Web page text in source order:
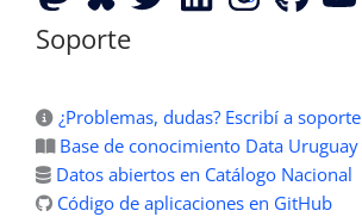
Soporte
¿Problemas, dudas? Escribí a soporte
Base de conocimiento Data Uruguay
Datos abiertos en Catálogo Nacional
Código de aplicaciones en GitHub